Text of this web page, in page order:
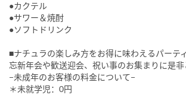
●カクテル
●サワー＆焼酎
●ソフトドリンク
■ナチュラの楽しみ方をお得に味わえるパーテ
忘新年会や歓送迎会、祝い事のお集まりに是非
−未成年のお客様の料金について−
＊未就学児：0円